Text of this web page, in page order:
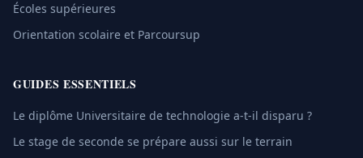
Écoles supérieures
Orientation scolaire et Parcoursup
GUIDES ESSENTIELS
Le diplôme Universitaire de technologie a-t-il disparu ?
Le stage de seconde se prépare aussi sur le terrain